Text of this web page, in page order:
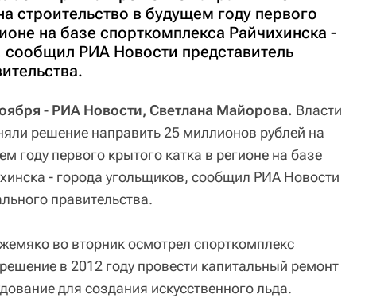
строительство в будущем году первого
на базе спорткомплекса Райчихинска -
сообщил РИА Новости представитель
- РИА Новости, Светлана Майорова. Власти
решение направить 25 миллионов рублей на
году первого крытого катка в регионе на базе
- города угольщиков, сообщил РИА Новости
правительства.
во вторник осмотрел спорткомплекс
в 2012 году провести капитальный ремонт
для создания искусственного льда.